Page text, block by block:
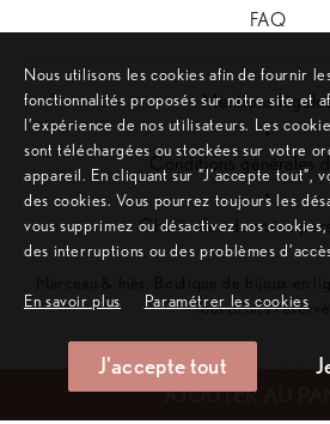
AJOUTER AU
FAQ
Mentions
•
Conditions générales
•
Charte des données
Tous droits
Remonter en haut de
Nous utilisons les cookies afin de fournir
fonctionnalités proposés sur notre site et
l’expérience de nos utilisateurs. Les
sont téléchargées ou stockées sur votre
appareil. En cliquant sur ”J’accepte tout”,
des cookies. Vous pourrez toujours les
vous supprimez ou désactivez nos
des interruptions ou des problèmes
En savoir plus Paramétrer les cookies
J'accepte tout